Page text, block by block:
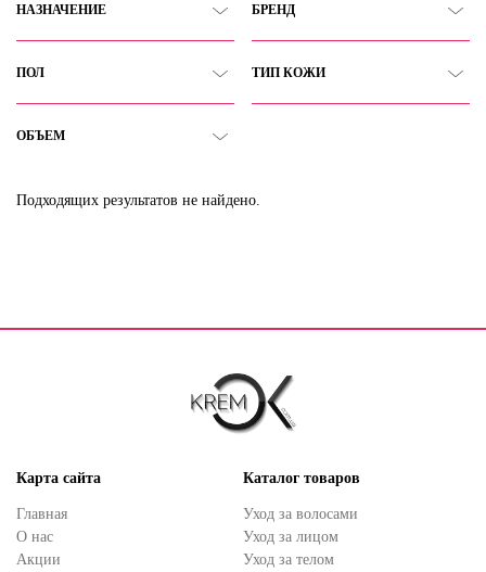
НАЗНАЧЕНИЕ БРЕНД
ПОЛ ТИП КОЖИ
ОБЪЕМ
Подходящих результатов не найдено.
Карта сайта
Главная
О нас
Акции
Каталог товаров
Уход за волосами
Уход за лицом
Уход за телом